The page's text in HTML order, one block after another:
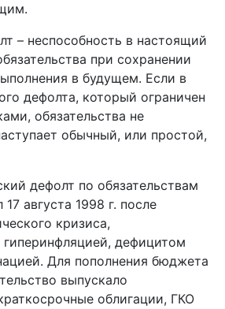
– неспособность в настоящий
при сохранении
в будущем. Если в
дефолта, который ограничен
обязательства не
обычный, или простой,
дефолт по обязательствам
августа 1998 г. после
кризиса,
дефицитом
Для пополнения бюджета
выпускало
облигации, ГКО